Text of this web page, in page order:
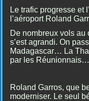
Le trafic progresse et
l’aéroport Roland
De nombreux vols au
s’est agrandi. On
Madagascar… La
par les Réunionnais…
Roland Garros, que
moderniser. Le seul